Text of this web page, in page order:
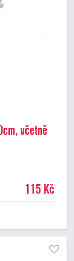
včetně
115 Kč